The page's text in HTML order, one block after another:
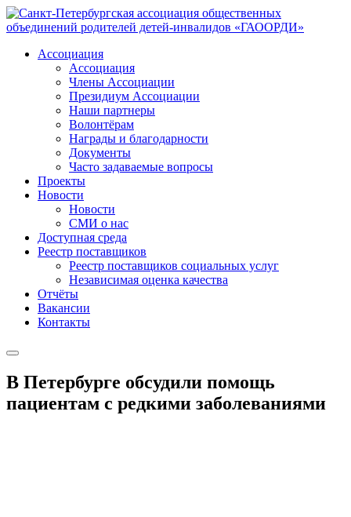
Ассоциация
Ассоциация
Члены Ассоциации
Президиум Ассоциации
Наши партнеры
Волонтёрам
Награды и благодарности
Документы
Часто задаваемые вопросы
Проекты
Новости
Новости
СМИ о нас
Доступная среда
Реестр поставщиков
Реестр поставщиков социальных услуг
Независимая оценка качества
Отчёты
Вакансии
Контакты
В Петербурге обсудили помощь
пациентам с редкими заболеваниями